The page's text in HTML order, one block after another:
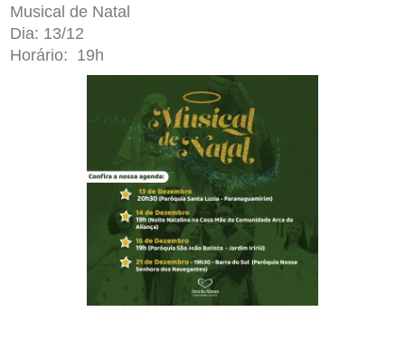
Musical de Natal
Dia: 13/12
Horário: 19h